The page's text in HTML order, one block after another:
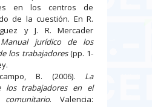
en los centros de
de la cuestión. En R.
y J. R. Mercader
Manual jurídico de los
los trabajadores(pp. 1-
B. (2006). La
los trabajadores en el
. Valencia: